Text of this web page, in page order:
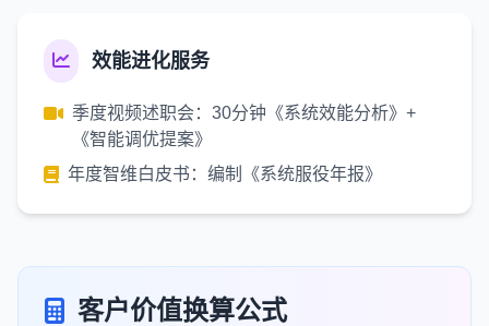
效能进化服务
季度视频述职会：30分钟《系统效能分析》+
《智能调优提案》
年度智维白皮书：编制《系统服役年报》
客户价值换算公式